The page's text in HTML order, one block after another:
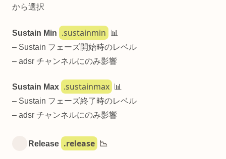
から選択
Sustain Min .sustainmin
📊
– Sustain フェーズ開始時のレベル
– adsr チャンネルにのみ影響
Sustain Max .sustainmax
📊
– Sustain フェーズ終了時のレベル
– adsr チャンネルにのみ影響
Release .release 📉